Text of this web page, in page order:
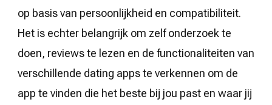
op basis van persoonlijkheid en compatibiliteit.
Het is echter belangrijk om zelf onderzoek te
doen, reviews te lezen en de functionaliteiten van
verschillende dating apps te verkennen om de
app te vinden die het beste bij jou past en waar jij